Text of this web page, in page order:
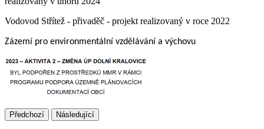
Vodovod Střítež - přivaděč - projekt realizovaný v roce 2022
Zázemí pro environmentální vzdělávání a výchovu
Předchozí Následující